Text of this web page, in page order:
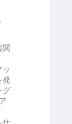
関
発
グ
せ